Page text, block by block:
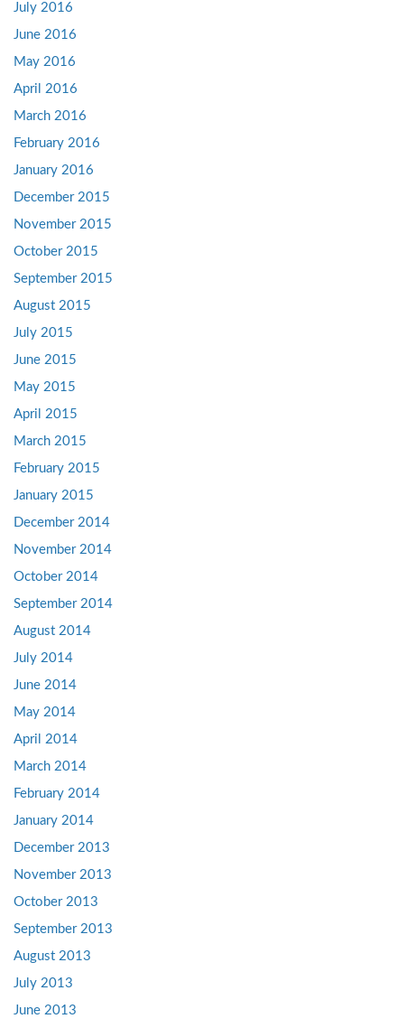
July 2016
June 2016
May 2016
April 2016
March 2016
February 2016
January 2016
December 2015
November 2015
October 2015
September 2015
August 2015
July 2015
June 2015
May 2015
April 2015
March 2015
February 2015
January 2015
December 2014
November 2014
October 2014
September 2014
August 2014
July 2014
June 2014
May 2014
April 2014
March 2014
February 2014
January 2014
December 2013
November 2013
October 2013
September 2013
August 2013
July 2013
June 2013